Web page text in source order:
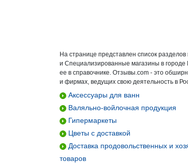
На странице представлен список
и Специализированные магазины в
ее в справочнике. Отзывы.com - это
и фирмах, ведущих свою деятельность в
Аксессуары для ванн
Валяльно-войлочная продукция
Гипермаркеты
Цветы с доставкой
Доставка продовольственных и
товаров